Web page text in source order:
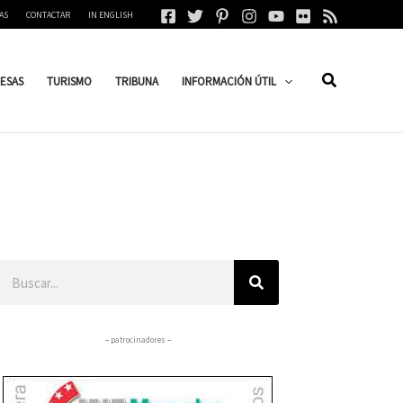
CONTACTAR IN ENGLISH
TURISMO TRIBUNA INFORMACIÓN ÚTIL
– patrocinadores –